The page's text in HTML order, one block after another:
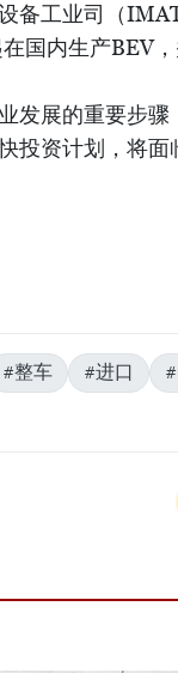
备工业司（
国内生产BEV，
发展的重要步
投资计划，将
#整车 #进口